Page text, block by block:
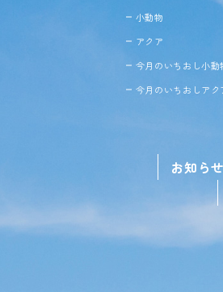
小動物
アクア
今月のいちおし小動
今月のいちおしアク
お知ら